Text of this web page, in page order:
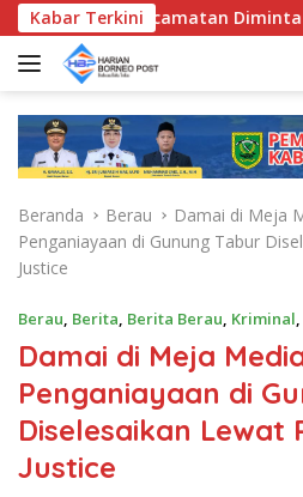
a
Kabar Terkini
Bunda Kecamatan Diminta
Beranda Berau
Damai di Meja
Penganiayaan di Gunung Tabur
Justice
Berau, Berita, Berita Berau, Kriminal,
Damai di Meja
Penganiayaan di
Diselesaikan Lewat
Justice